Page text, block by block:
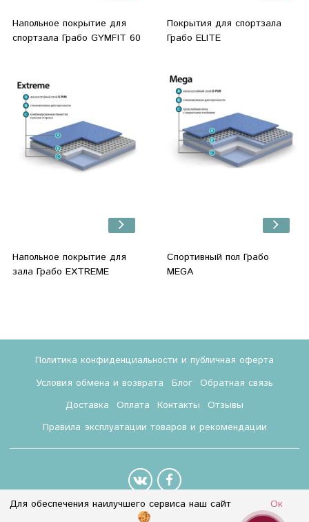
Напольное покрытие для
спортзала Грабо GYMFIT 60
Покрытия для спортзала
Грабо ELITE
Напольное покрытие для
зала Грабо EXTREME
Спортивный пол Грабо
MEGA
Политика конфиденциальности и публичная оферта
Условия обмена и возврата
Блог Обратная связь
Доставка Оплата Контакты
Отзывы
Правила эксплуатации товаров и рекомендации
Для обеспечения наилучшего сервиса наш сайт
Ок